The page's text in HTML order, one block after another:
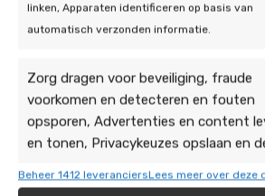
linken, Apparaten identificeren op basis van
automatisch verzonden informatie.
Zorg dragen voor beveiliging, fraude
voorkomen en detecteren en fouten
opsporen, Advertenties en content
en tonen, Privacykeuzes opslaan en
Beheer 1412 leveranciersLees meer over deze
Onze energie
oplossingen